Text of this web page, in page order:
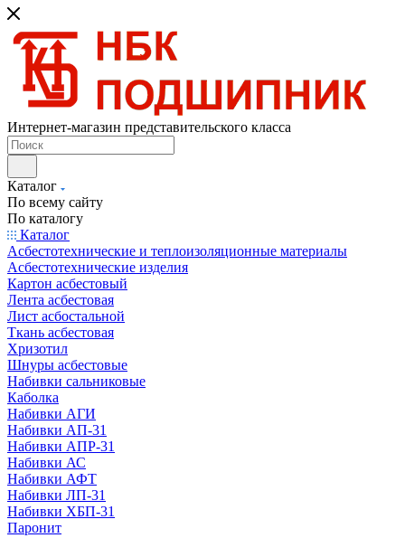
Интернет-магазин представительского класса
Каталог
По всему сайту
По каталогу
Каталог
Асбестотехнические и теплоизоляционные материалы
Асбестотехнические изделия
Картон асбестовый
Лента асбестовая
Лист асбостальной
Ткань асбестовая
Хризотил
Шнуры асбестовые
Набивки сальниковые
Каболка
Набивки АГИ
Набивки АП-31
Набивки АПР-31
Набивки АС
Набивки АФТ
Набивки ЛП-31
Набивки ХБП-31
Паронит